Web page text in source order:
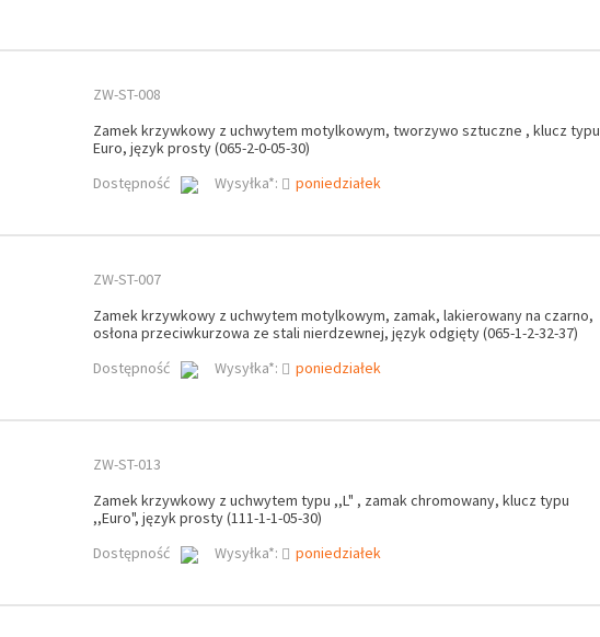
ZW-ST-008
Zamek krzywkowy z uchwytem motylkowym, tworzywo sztuczne , klucz typu
Euro, język prosty (065-2-0-05-30)
Dostępność
Wysyłka*: poniedziałek
ZW-ST-007
Zamek krzywkowy z uchwytem motylkowym, zamak, lakierowany na czarno,
osłona przeciwkurzowa ze stali nierdzewnej, język odgięty (065-1-2-32-37)
Dostępność
Wysyłka*: poniedziałek
ZW-ST-013
Zamek krzywkowy z uchwytem typu ,,L" , zamak chromowany, klucz typu
,,Euro", język prosty (111-1-1-05-30)
Dostępność
Wysyłka*: poniedziałek